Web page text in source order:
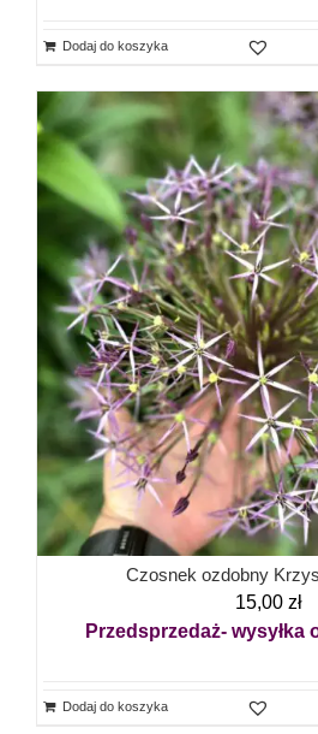
Dodaj do koszyka
Czosnek ozdobny
15,00 zł
Przedsprzedaż- wysyłka
Dodaj do koszyka